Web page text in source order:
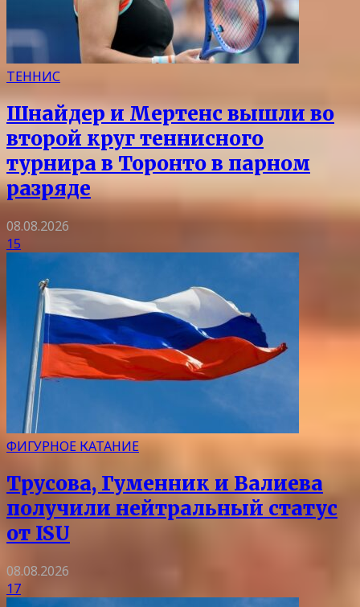
ТЕННИС
Шнайдер и Мертенс вышли во
второй круг теннисного
турнира в Торонто в парном
разряде
08.08.2026
15
ФИГУРНОЕ КАТАНИЕ
Трусова, Гуменник и Валиева
получили нейтральный статус
от ISU
08.08.2026
17